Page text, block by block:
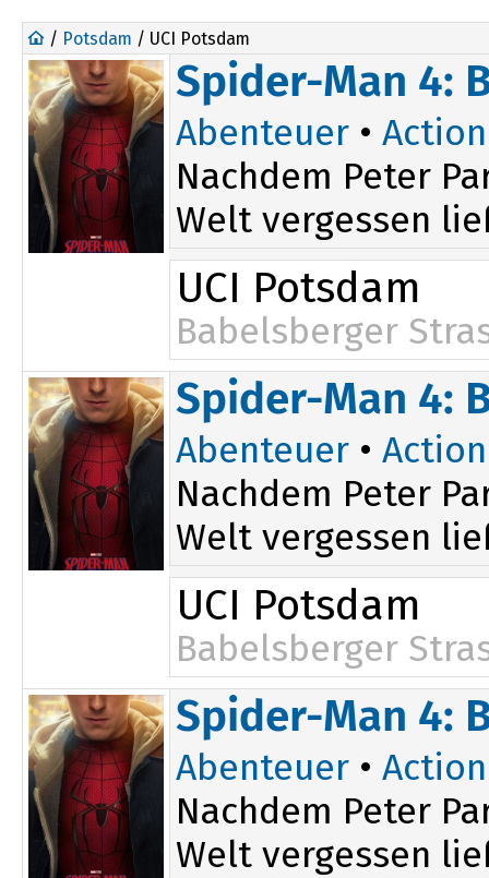
/ Potsdam / UCI Potsdam
Spider-Man 4:
Abenteuer • Action
Nachdem Peter
Welt vergessen
UCI Potsdam
Babelsberger
Spider-Man 4:
Abenteuer • Action
Nachdem Peter
Welt vergessen
UCI Potsdam
Babelsberger
Spider-Man 4:
Abenteuer • Action
Nachdem Peter
Welt vergessen